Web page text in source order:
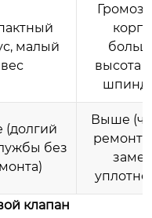
малый
вес
высота
(долгий
без
Выше
клапан